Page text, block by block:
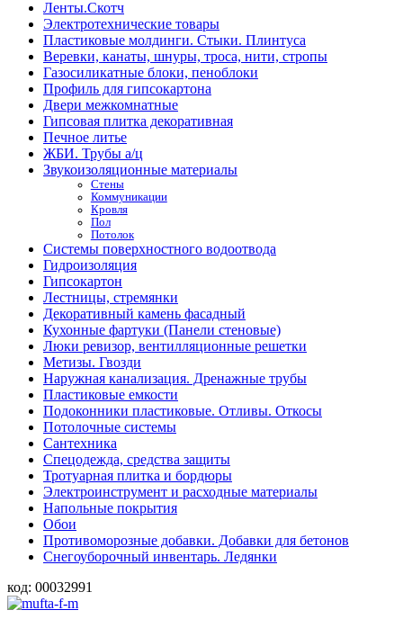
Ленты.Скотч
Электротехнические товары
Пластиковые молдинги. Стыки. Плинтуса
Веревки, канаты, шнуры, троса, нити, стропы
Газосиликатные блоки, пеноблоки
Профиль для гипсокартона
Двери межкомнатные
Гипсовая плитка декоративная
Печное литье
ЖБИ. Трубы а/ц
Звукоизоляционные материалы
Стены
Коммуникации
Кровля
Пол
Потолок
Системы поверхностного водоотвода
Гидроизоляция
Гипсокартон
Лестницы, стремянки
Декоративный камень фасадный
Кухонные фартуки (Панели стеновые)
Люки ревизор, вентилляционные решетки
Метизы. Гвозди
Наружная канализация. Дренажные трубы
Пластиковые емкости
Подоконники пластиковые. Отливы. Откосы
Потолочные системы
Сантехника
Спецодежда, средства защиты
Тротуарная плитка и бордюры
Электроинструмент и расходные материалы
Напольные покрытия
Обои
Противоморозные добавки. Добавки для бетонов
Снегоуборочный инвентарь. Ледянки
код: 00032991